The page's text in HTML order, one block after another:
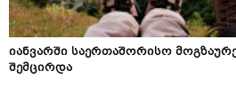
იანვარში საერთაშორისო
შემცირდა